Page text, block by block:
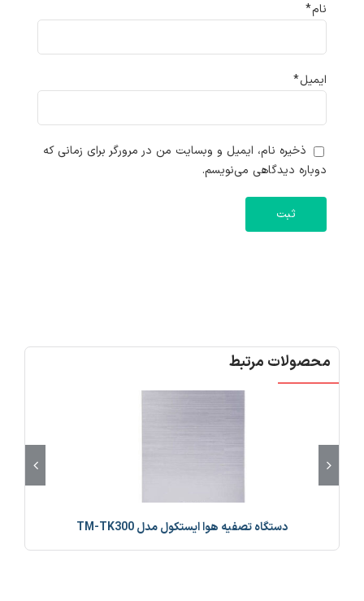
نام*
ایمیل*
ذخیره نام، ایمیل و وبسایت من در مرورگر برای زمانی که
دوباره دیدگاهی می‌نویسم.
محصولات مرتبط
دستگاه تصفیه هوا ایستکول مدل TM-TK300